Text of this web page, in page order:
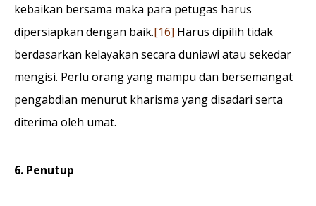
kebaikan bersama maka para petugas harus
dipersiapkan dengan baik.[16] Harus dipilih tidak
berdasarkan kelayakan secara duniawi atau sekedar
mengisi. Perlu orang yang mampu dan bersemangat
pengabdian menurut kharisma yang disadari serta
diterima oleh umat.
6. Penutup